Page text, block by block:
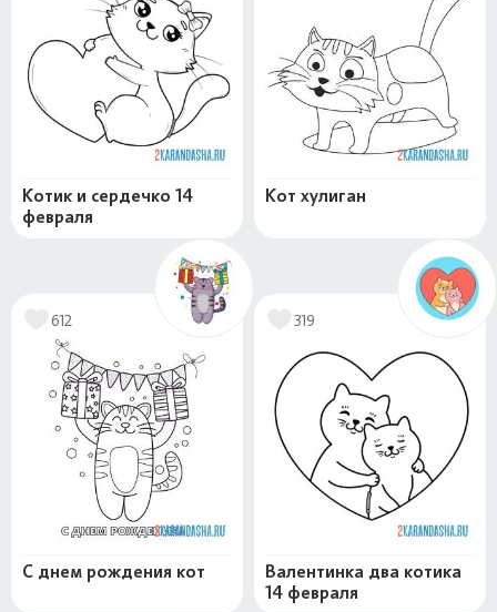
Котик и сердечко 14
февраля
Кот хулиган
612
С днем рождения кот
319
Валентинка два котика
14 февраля